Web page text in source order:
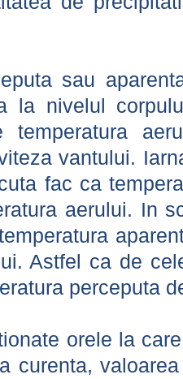
sau
la nivelul
temperatura
vantului.
fac ca
aerului. In
Astfel ca de
perceputa
orele la
curenta,